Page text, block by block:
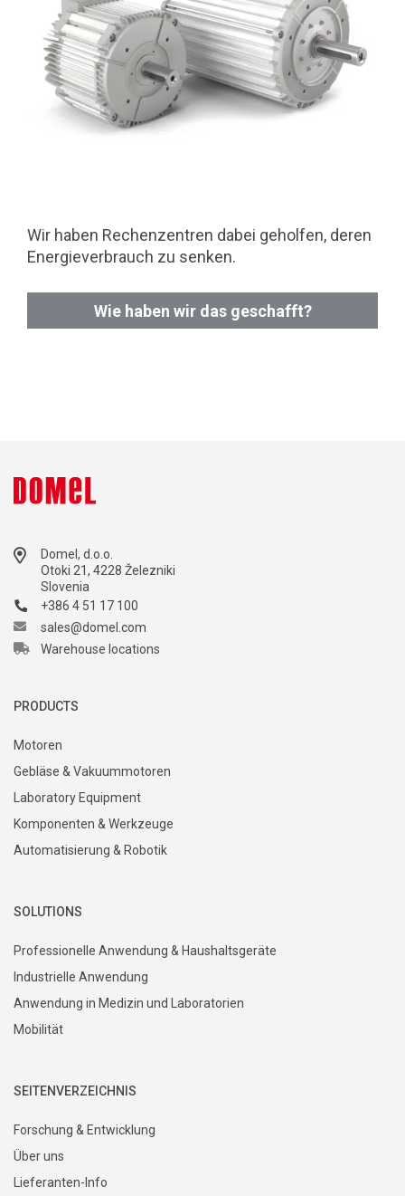
Wir haben Rechenzentren dabei geholfen, deren
Energieverbrauch zu senken.
Wie haben wir das geschafft?
Domel, d.o.o.
Otoki 21, 4228 Železniki
Slovenia
+386 4 51 17 100
sales@domel.com
Warehouse locations
PRODUCTS
Motoren
Gebläse & Vakuummotoren
Laboratory Equipment
Komponenten & Werkzeuge
Automatisierung & Robotik
SOLUTIONS
Professionelle Anwendung & Haushaltsgeräte
Industrielle Anwendung
Anwendung in Medizin und Laboratorien
Mobilität
SEITENVERZEICHNIS
Forschung & Entwicklung
Über uns
Lieferanten-Info